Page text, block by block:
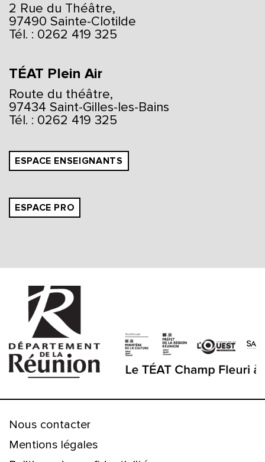
2 Rue du Théâtre,
97490 Sainte-Clotilde
Tél. : 0262 419 325
TÉAT Plein Air
Route du théâtre,
97434 Saint-Gilles-les-Bains
Tél. : 0262 419 325
ESPACE ENSEIGNANTS
ESPACE PRO
Nous contacter
Mentions légales